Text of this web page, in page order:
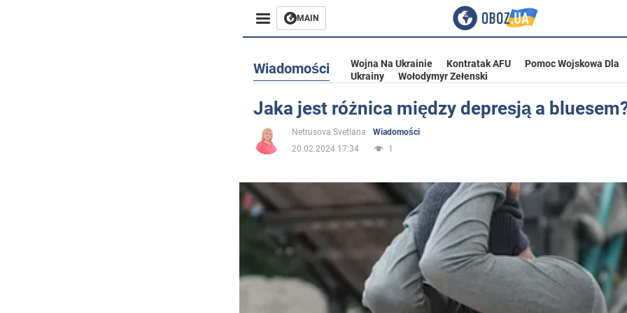
MAIN
Rozrywka
Polityka
Społeczeństwo
Wojna na Ukrainie
Wiadomości Wojna Na Ukrainie Kontratak AFU
Pomoc Wojskowa Dla
Ukrainy
Wołodymyr Zełenski
Jaka jest różnica między depresją a
Netrusova Svetlana
Wiadomości
20.02.2024 17:34
1